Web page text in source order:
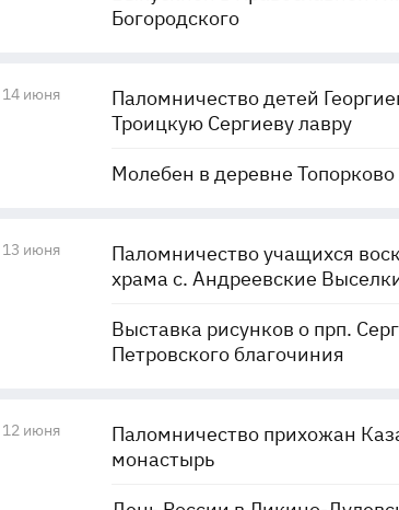
Богородского
14 июня
Паломничество детей
Троицкую Сергиеву лавру
Молебен в деревне
13 июня
Паломничество учащихся
храма с. Андреевские
Выставка рисунков о прп.
Петровского благочиния
12 июня
Паломничество прихожан
монастырь